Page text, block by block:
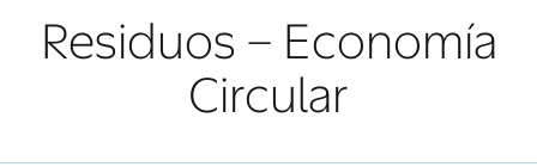
Residuos – Economía
Circular